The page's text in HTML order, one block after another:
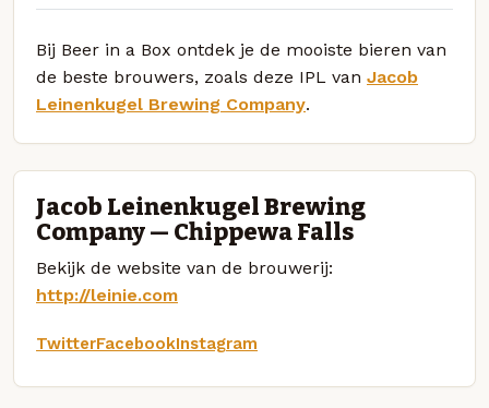
Bij Beer in a Box ontdek je de mooiste bieren van
de beste brouwers, zoals deze IPL van Jacob
Leinenkugel Brewing Company.
Jacob Leinenkugel Brewing
Company — Chippewa Falls
Bekijk de website van de brouwerij:
http://leinie.com
TwitterFacebookInstagram